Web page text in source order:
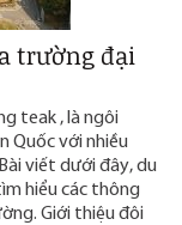
trường đại
teak , là ngôi
Quốc với nhiều
viết dưới đây, du
hiểu các thông
Giới thiệu đôi